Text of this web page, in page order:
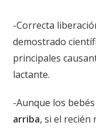
-Correcta
demostrado
principales
lactante.
-Aunque los
arriba, si el recién